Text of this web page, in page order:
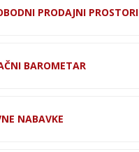
PRODAJNI PROSTORI
BAROMETAR
NABAVKE